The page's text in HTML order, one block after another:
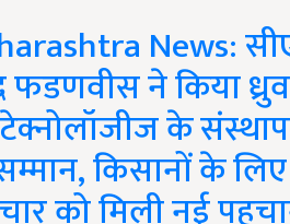
News:
फडणवीस ने किया ध्रुव
के
किसानों के लिए